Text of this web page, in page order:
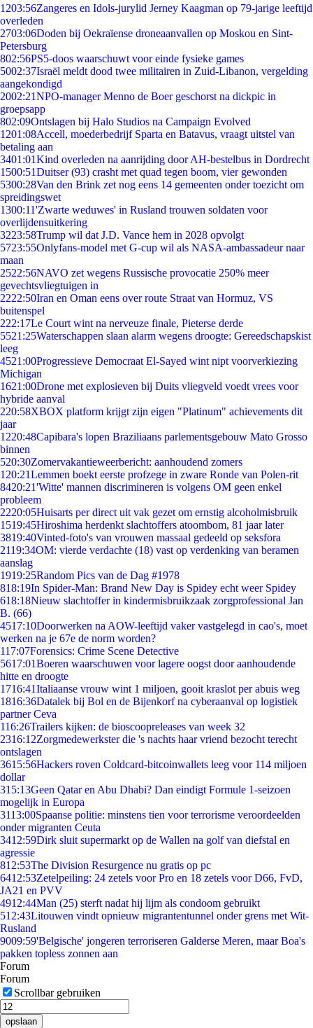
1203:56Zangeres en Idols-jurylid Jerney Kaagman op 79-jarige leeftijd
overleden
2703:06Doden bij Oekraïense droneaanvallen op Moskou en Sint-
Petersburg
802:56PS5-doos waarschuwt voor einde fysieke games
5002:37Israël meldt dood twee militairen in Zuid-Libanon, vergelding
aangekondigd
2002:21NPO-manager Menno de Boer geschorst na dickpic in
groepsapp
802:09Ontslagen bij Halo Studios na Campaign Evolved
1201:08Accell, moederbedrijf Sparta en Batavus, vraagt uitstel van
betaling aan
3401:01Kind overleden na aanrijding door AH-bestelbus in Dordrecht
1500:51Duitser (93) crasht met quad tegen boom, vier gewonden
5300:28Van den Brink zet nog eens 14 gemeenten onder toezicht om
spreidingswet
1300:11'Zwarte weduwes' in Rusland trouwen soldaten voor
overlijdensuitkering
3223:58Trump wil dat J.D. Vance hem in 2028 opvolgt
5723:55Onlyfans-model met G-cup wil als NASA-ambassadeur naar
maan
2522:56NAVO zet wegens Russische provocatie 250% meer
gevechtsvliegtuigen in
2222:50Iran en Oman eens over route Straat van Hormuz, VS
buitenspel
222:17Le Court wint na nerveuze finale, Pieterse derde
5521:25Waterschappen slaan alarm wegens droogte: Gereedschapskist
leeg
4521:00Progressieve Democraat El-Sayed wint nipt voorverkiezing
Michigan
1621:00Drone met explosieven bij Duits vliegveld voedt vrees voor
hybride aanval
220:58XBOX platform krijgt zijn eigen "Platinum" achievements dit
jaar
1220:48Capibara's lopen Braziliaans parlementsgebouw Mato Grosso
binnen
520:30Zomervakantieweerbericht: aanhoudend zomers
1 20:21Lemmen boekt eerste profzege in zware Ronde van Polen-rit
8420:21'Witte' mannen discrimineren is volgens OM geen enkel
probleem
2220:05Huisarts per direct uit vak gezet om ernstig alcoholmisbruik
1519:45Hiroshima herdenkt slachtoffers atoombom, 81 jaar later
3819:40Vinted-foto's van vrouwen massaal gedeeld op seksfora
2119:34OM: vierde verdachte (18) vast op verdenking van beramen
aanslag
1919:25Random Pics van de Dag #1978
818:19In Spider-Man: Brand New Day is Spidey echt weer Spidey
618:18Nieuw slachtoffer in kindermisbruikzaak zorgprofessional Jan
B. (66)
4517:10Doorwerken na AOW-leeftijd vaker vastgelegd in cao's, moet
werken na je 67e de norm worden?
117:07Forensics: Crime Scene Detective
5617:01Boeren waarschuwen voor lagere oogst door aanhoudende
hitte en droogte
1716:41Italiaanse vrouw wint 1 miljoen, gooit kraslot per abuis weg
1816:36Datalek bij Bol en de Bijenkorf na cyberaanval op logistiek
partner Ceva
116:26Trailers kijken: de bioscoopreleases van week 32
2316:12Zorgmedewerkster die 's nachts haar vriend bezocht terecht
ontslagen
3615:56Hackers roven Coldcard-bitcoinwallets leeg voor 114 miljoen
dollar
315:13Geen Qatar en Abu Dhabi? Dan eindigt Formule 1-seizoen
mogelijk in Europa
3113:00Spaanse politie: minstens tien voor terrorisme veroordeelden
onder migranten Ceuta
3412:59Dirk sluit supermarkt op de Wallen na golf van diefstal en
agressie
812:53The Division Resurgence nu gratis op pc
6412:53Zetelpeiling: 24 zetels voor Pro en 18 zetels voor D66, FvD,
JA21 en PVV
4912:44Man (25) sterft nadat hij lijm als condoom gebruikt
512:43Litouwen vindt opnieuw migrantentunnel onder grens met Wit-
Rusland
9009:59'Belgische' jongeren terroriseren Galderse Meren, maar Boa's
pakken topless zonnen aan
Forum
Forum
Scrollbar gebruiken
opslaan